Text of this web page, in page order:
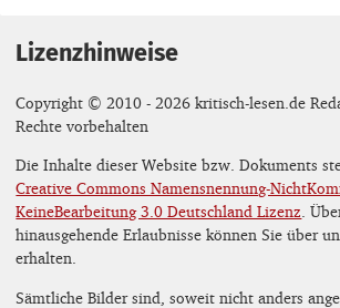
Lizenzhinweise
Copyright © 2010 - 2026 kritisch-lesen.de
Rechte vorbehalten
Die Inhalte dieser Website bzw. Dokuments
Creative Commons Namensnennung-
KeineBearbeitung 3.0 Deutschland Lizenz .
hinausgehende Erlaubnisse können Sie über
erhalten.
Sämtliche Bilder sind, soweit nicht anders